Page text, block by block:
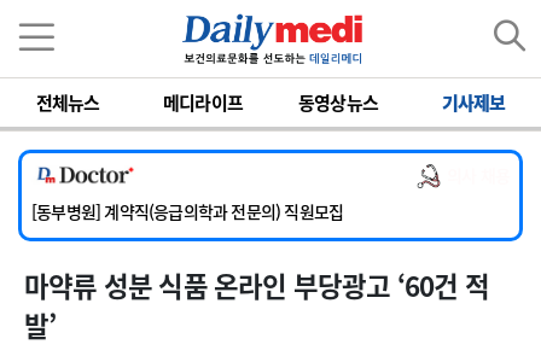
전체뉴스 메디라이프 동영상뉴스 기사제보
[서울아산병원] 2026년 하반기 인턴 모집
[영남대학교의료원] 마취통증의학과 임기제 임상의사 채용
[충남대학교병원] 소아청소년과(소아응급전담) 계약직 의사 공개채용
[동부병원] 계약직(응급의학과 전문의) 직원모집
[이대목동병원] 하반기 전공의(레지던트1년차) 모집
[서울아산병원] 2026년 하반기 인턴 모집
[영남대학교의료원] 마취통증의학과 임기제 임상의사 채용
마약류 성분 식품 온라인 부당광고 ‘60건 적
발’